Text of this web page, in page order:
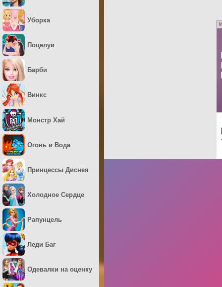
Уборка
Поцелуи
Барби
Винкс
Монстр Хай
Огонь и Вода
Принцессы Диснея
Холодное Сердце
Рапунцель
Леди Баг
Одевалки на оценку